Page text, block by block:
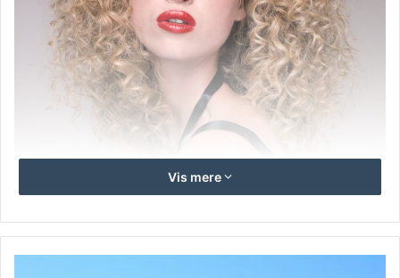
Vis mere